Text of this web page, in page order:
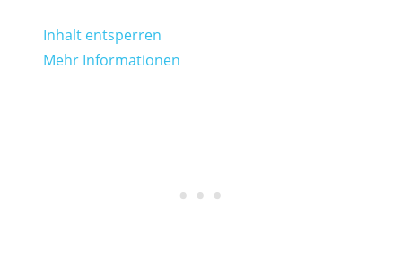
Inhalt entsperren
Mehr Informationen